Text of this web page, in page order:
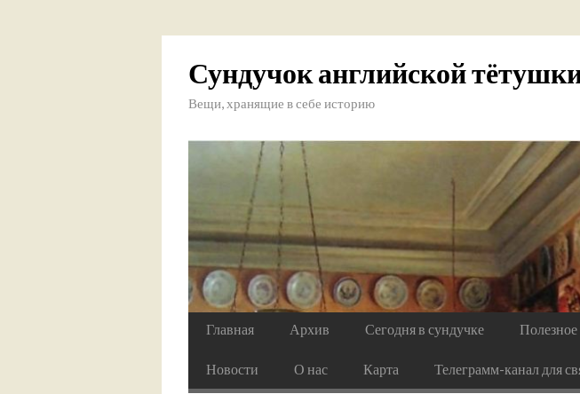
Сундучок английской
Вещи, хранящие в себе историю
Главная Архив Сегодня в сундучке Полезное
Новости О нас Карта Телеграмм-канал для